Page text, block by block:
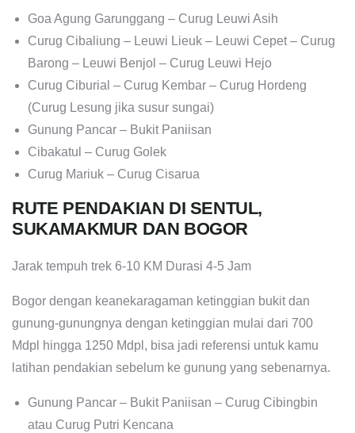
Goa Agung Garunggang – Curug Leuwi Asih
Curug Cibaliung – Leuwi Lieuk – Leuwi Cepet – Curug
Barong – Leuwi Benjol – Curug Leuwi Hejo
Curug Ciburial – Curug Kembar – Curug Hordeng
(Curug Lesung jika susur sungai)
Gunung Pancar – Bukit Paniisan
Cibakatul – Curug Golek
Curug Mariuk – Curug Cisarua
RUTE PENDAKIAN DI SENTUL,
SUKAMAKMUR DAN BOGOR
Jarak tempuh trek 6-10 KM Durasi 4-5 Jam
Bogor dengan keanekaragaman ketinggian bukit dan
gunung-gunungnya dengan ketinggian mulai dari 700
Mdpl hingga 1250 Mdpl, bisa jadi referensi untuk kamu
latihan pendakian sebelum ke gunung yang sebenarnya.
Gunung Pancar – Bukit Paniisan – Curug Cibingbin
atau Curug Putri Kencana